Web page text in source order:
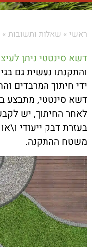
ראשי » שאלות ותשובות »
דשא סינטטי ניתן
והתקנתו נעשית גם
ידי חיתוך המרבדים
דשא סינטטי, מתבצע
לאחר החיתוך, יש
בעזרת דבק ייעודי
משטח ההתקנה.